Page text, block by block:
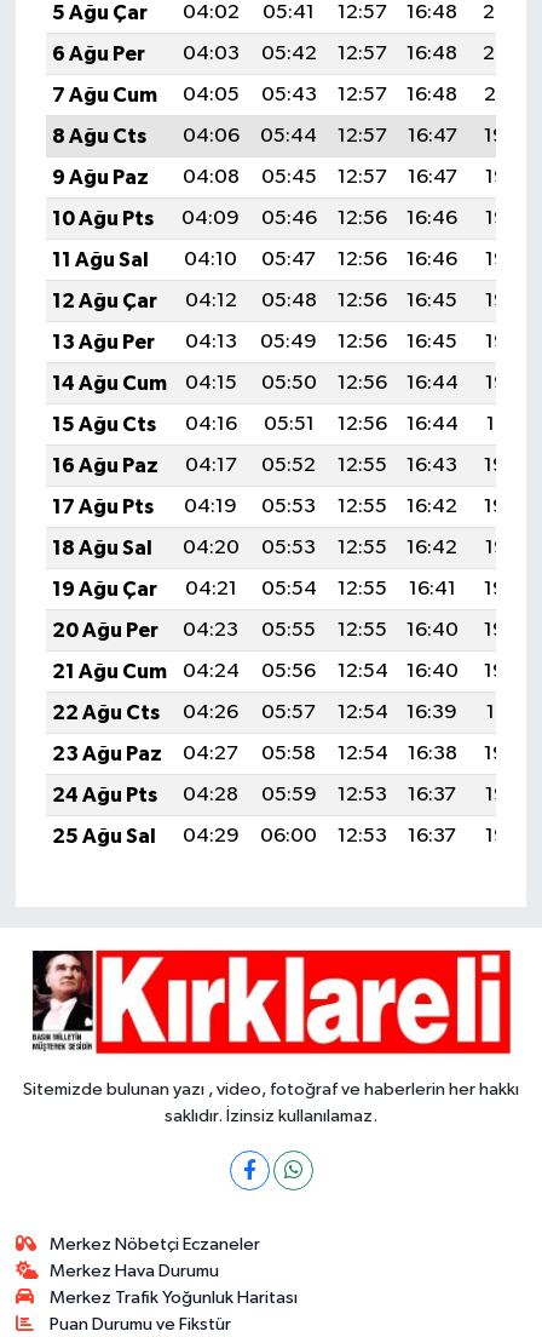
5 Ağu Çar
04:02 05:41 12:57 16:48
20:03
6 Ağu Per
04:03 05:42 12:57 16:48
20:02
7 Ağu Cum
04:05 05:43 12:57 16:48
20:01
8 Ağu Cts
04:06 05:44 12:57 16:47
19:59
9 Ağu Paz
04:08 05:45 12:57 16:47
19:58
10 Ağu Pts
04:09 05:46 12:56 16:46
19:57
11 Ağu Sal
04:10 05:47 12:56 16:46
19:56
12 Ağu Çar
04:12 05:48 12:56 16:45
19:55
13 Ağu Per
04:13 05:49 12:56 16:45
19:53
14 Ağu Cum
04:15 05:50 12:56 16:44
19:52
15 Ağu Cts
04:16 05:51 12:56 16:44
19:51
16 Ağu Paz
04:17 05:52 12:55 16:43
19:49
17 Ağu Pts
04:19 05:53 12:55 16:42
19:48
18 Ağu Sal
04:20 05:53 12:55 16:42
19:47
19 Ağu Çar
04:21 05:54 12:55 16:41
19:45
20 Ağu Per
04:23 05:55 12:55 16:40
19:44
21 Ağu Cum
04:24 05:56 12:54 16:40
19:42
22 Ağu Cts
04:26 05:57 12:54 16:39
19:41
23 Ağu Paz
04:27 05:58 12:54 16:38
19:39
24 Ağu Pts
04:28 05:59 12:53 16:37
19:38
25 Ağu Sal
04:29 06:00 12:53 16:37 19:36
Sitemizde bulunan yazı , video, fotoğraf ve haberlerin her hakkı
saklıdır. İzinsiz kullanılamaz.
Merkez Nöbetçi Eczaneler
Merkez Hava Durumu
Merkez Trafik Yoğunluk Haritası
Puan Durumu ve Fikstür